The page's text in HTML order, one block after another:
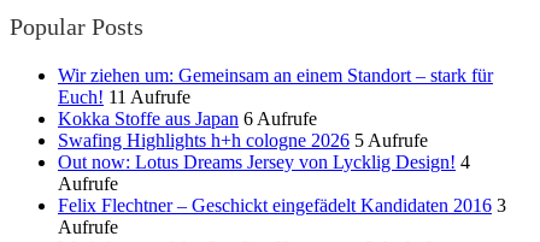
Popular Posts
Wir ziehen um: Gemeinsam an einem Standort – stark für
Euch! 11 Aufrufe
Kokka Stoffe aus Japan 6 Aufrufe
Swafing Highlights h+h cologne 2026 5 Aufrufe
Out now: Lotus Dreams Jersey von Lycklig Design! 4
Aufrufe
Felix Flechtner – Geschickt eingefädelt Kandidaten 2016 3
Aufrufe